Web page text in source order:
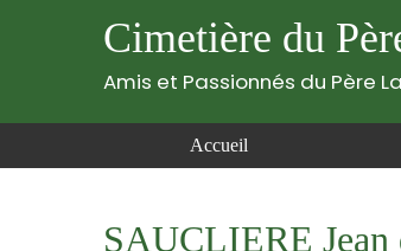
Cimetière du
Amis et Passionnés du Père
Accueil
SAUCLIERE Jean